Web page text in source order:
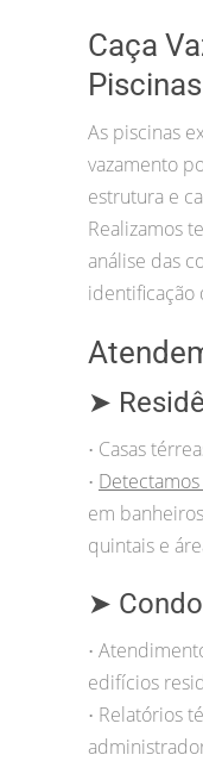
Caça
Piscinas
As piscinas
vazamento
estrutura e
Realizamos
análise das
identificação
➤
• Casas
•
em
quintais e
➤
•
edifícios
• Relatórios